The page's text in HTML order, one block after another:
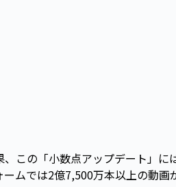
この「小数点アップデート」
ムでは2億7,500万本以上の動画